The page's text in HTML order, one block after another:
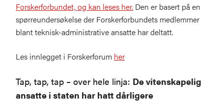
Forskerforbundet, og kan leses her. Den er basert på en
spørreundersøkelse der Forskerforbundets medlemmer
blant teknisk-administrative ansatte har deltatt.
Les innlegget i Forskerforum her
Tap, tap, tap – over hele linja: De vitenskapelig
ansatte i staten har hatt dårligere